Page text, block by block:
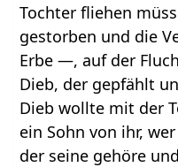
Tochter fliehen
gestorben und die
Erbe —, auf der
Dieb, der gepfählt
Dieb wollte mit der
ein Sohn von ihr,
der seine gehöre